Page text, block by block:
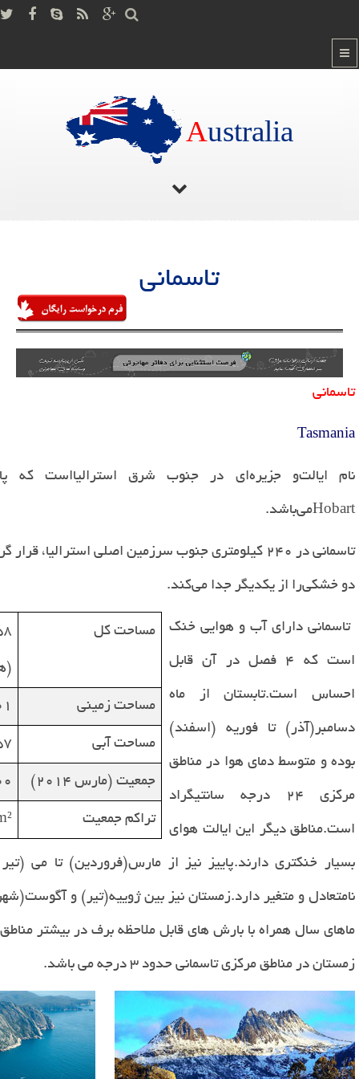
Australia
تاسمانی
تاسمانی
Tasmania
نام ایالتو جزیره‌ای در جنوب شرق استرالیااست که
Hobartمی‌باشد.
تاسمانی در ۲4۰ کیلومتری جنوب سرزمین اصلی استرالیا،
دو خشکیرا از یکدیگر جدا می‌کند.
مساحت کل
مساحت زمینی
مساحت آبی
جمعیت (مارس 2014)
تراکم جمعیت
تاسمانی دارای آب و هوایی خنک
است که 4 فصل در آن قابل
احساس است.تابستان از ماه
دسامبر(آذر) تا فوریه (اسفند)
بوده و متوسط دمای هوا در مناطق
مرکزی 24 درجه سانتیگراد
است.مناطق دیگر این ایالت هوای
بسیار خنکتری دارند.پاییز نیز از مارس(فروردین) تا می
نامتعادل و متغیر دارد.زمستان نیز بین ژوییه(تیر) و
ماهای سال همراه با بارش های قابل ملاحظه برف در بیشتر
زمستان در مناطق مرکزی تاسمانی حدود 3 درجه می باشد.